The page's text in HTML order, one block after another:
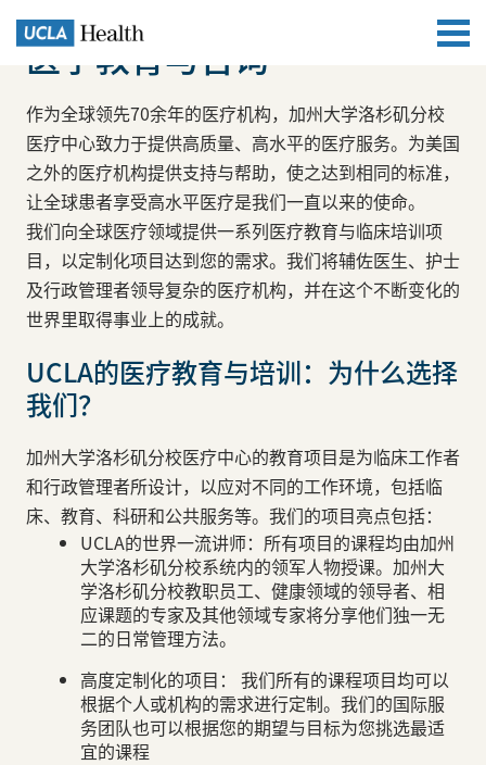
医学教育与咨询
作为全球领先70余年的医疗机构，加州大学洛杉矶分校
医疗中心致力于提供高质量、高水平的医疗服务。为美国
之外的医疗机构提供支持与帮助，使之达到相同的标准，
让全球患者享受高水平医疗是我们一直以来的使命。
我们向全球医疗领域提供一系列医疗教育与临床培训项
目，以定制化项目达到您的需求。我们将辅佐医生、护士
及行政管理者领导复杂的医疗机构，并在这个不断变化的
世界里取得事业上的成就。
UCLA的医疗教育与培训：为什么选择
我们？
加州大学洛杉矶分校医疗中心的教育项目是为临床工作者
和行政管理者所设计，以应对不同的工作环境，包括临
床、教育、科研和公共服务等。我们的项目亮点包括：
UCLA的世界一流讲师：所有项目的课程均由加州
大学洛杉矶分校系统内的领军人物授课。加州大
学洛杉矶分校教职员工、健康领域的领导者、相
应课题的专家及其他领域专家将分享他们独一无
二的日常管理方法。
高度定制化的项目： 我们所有的课程项目均可以
根据个人或机构的需求进行定制。我们的国际服
务团队也可以根据您的期望与目标为您挑选最适
宜的课程